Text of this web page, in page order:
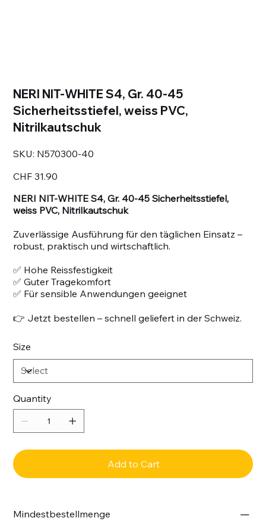
NERI NIT-WHITE S4, Gr. 40-45
Sicherheitsstiefel, weiss PVC,
Nitrilkautschuk
SKU: SKU
N570300-
N570300-40
CHF 31.90
NERI NIT-WHITE S4, Gr. 40-45 Sicherheitsstiefel,
weiss PVC, Nitrilkautschuk
Zuverlässige Ausführung für den täglichen Einsatz –
robust, praktisch und wirtschaftlich.
✅ Hohe Reissfestigkeit
✅ Guter Tragekomfort
✅ Für sensible Anwendungen geeignet
👉 Jetzt bestellen – schnell geliefert in der Schweiz.
Size
Quantity
Add to Cart
Mindestbestellmenge